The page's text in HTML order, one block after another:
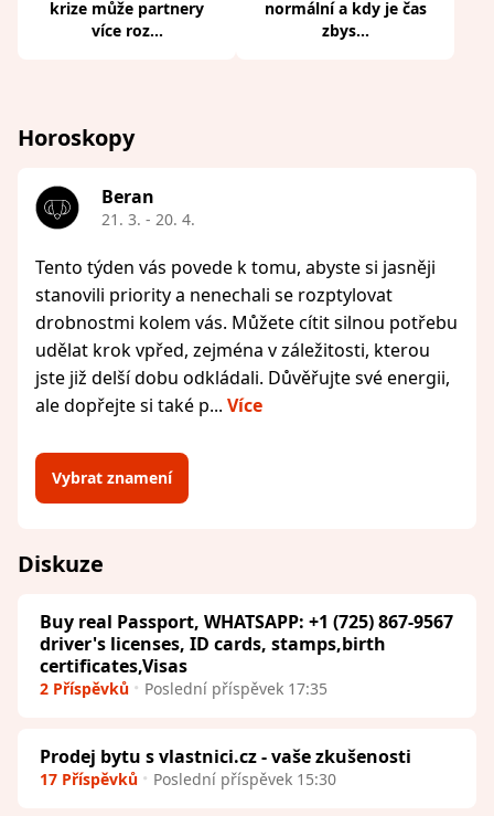
krize může partnery
více roz...
normální a kdy je čas
zbys...
Horoskopy
Beran
21. 3. - 20. 4.
Tento týden vás povede k tomu, abyste si jasněji
stanovili priority a nenechali se rozptylovat
drobnostmi kolem vás. Můžete cítit silnou potřebu
udělat krok vpřed, zejména v záležitosti, kterou
jste již delší dobu odkládali. Důvěřujte své energii,
ale dopřejte si také p... Více
Vybrat znamení
Diskuze
Buy real Passport, WHATSAPP: +1 (725) 867-9567
driver's licenses, ID cards, stamps,birth
certificates,Visas
2 Příspěvků Poslední příspěvek 17:35
Prodej bytu s vlastnici.cz - vaše zkušenosti
17 Příspěvků Poslední příspěvek 15:30